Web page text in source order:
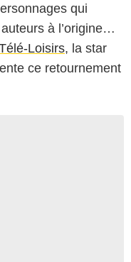
qui
à l’origine…
Loisirs, la star
ce retournement